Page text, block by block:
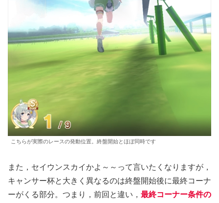
こちらが実際のレースの発動位置。終盤開始とほぼ同時です
また，セイウンスカイかよ～～って言いたくなりますが，
キャンサー杯と大きく異なるのは終盤開始後に最終コーナ
ーがくる部分。つまり，前回と違い， 最終コーナー条件の